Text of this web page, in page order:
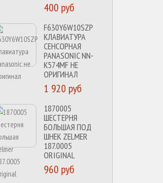
400 руб
F630Y6W10SZP
КЛАВИАТУРА
СЕНСОРНАЯ
PANASONIC NN-
K574MF НЕ
ОРИГИНАЛ
1 920 руб
1870005
ШЕСТЕРНЯ
БОЛЬШАЯ ПОД
ШНЕК ZELMER
187.0005
ORIGINAL
960 руб